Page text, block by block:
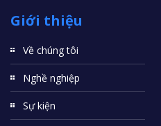
Giới thiệu
Về chúng tôi
Nghề nghiệp
Sự kiện